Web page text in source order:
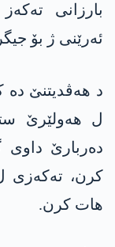
بارزانی
ئەرێنی ژ بۆ
د ھەڤدیتنێ
ل ھەولێرێ
دەربارێ داوی
كرن، تەکەزی ل
ھات کرن.